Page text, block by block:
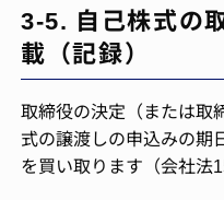
3-5. 自己株式の
載（記録）
取締役の決定（または取
式の譲渡しの申込みの期
を買い取ります（会社法